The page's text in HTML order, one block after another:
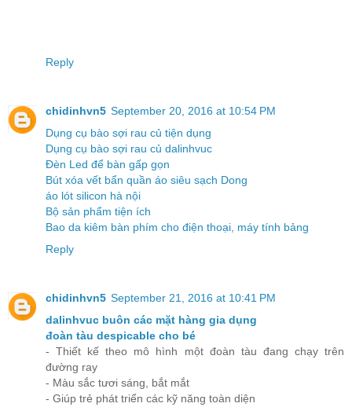
Reply
chidinhvn5 September 20, 2016 at 10:54 PM
Dụng cụ bào sợi rau củ tiện dụng
Dụng cụ bào sợi rau củ dalinhvuc
Đèn Led để bàn gấp gọn
Bút xóa vết bẩn quần áo siêu sạch Dong
áo lót silicon hà nội
Bộ sản phẩm tiện ích
Bao da kiêm bàn phím cho điện thoại, máy tính bảng
Reply
chidinhvn5 September 21, 2016 at 10:41 PM
dalinhvuc buôn các mặt hàng gia dụng
đoàn tàu despicable cho bé
- Thiết kế theo mô hình một đoàn tàu đang chạy trên
đường ray
- Màu sắc tươi sáng, bắt mắt
- Giúp trẻ phát triển các kỹ năng toàn diện